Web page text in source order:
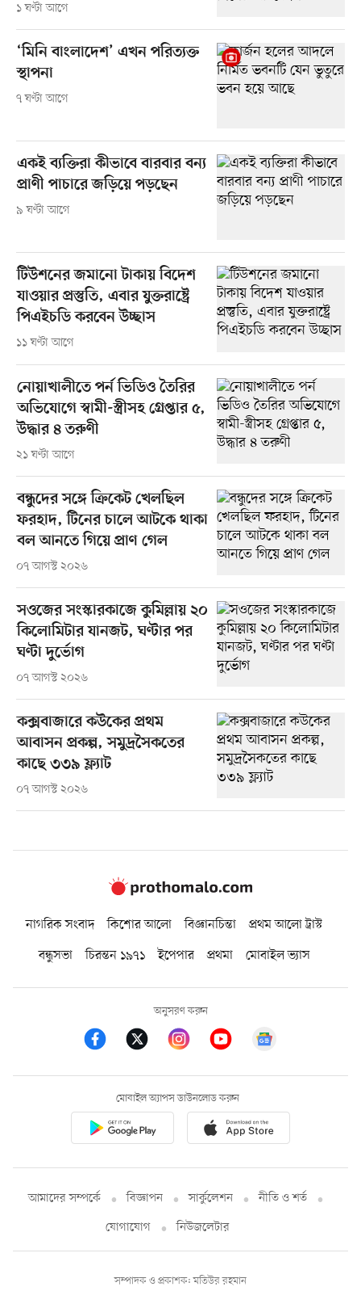
১ ঘণ্টা আগে
‘মিনি বাংলাদেশ’ এখন পরিত্যক্ত
স্থাপনা
৭ ঘণ্টা আগে
একই ব্যক্তিরা কীভাবে বারবার বন্য
প্রাণী পাচারে জড়িয়ে পড়ছেন
৯ ঘণ্টা আগে
টিউশনের জমানো টাকায় বিদেশ
যাওয়ার প্রস্তুতি, এবার যুক্তরাষ্ট্রে
পিএইচডি করবেন উচ্ছাস
১১ ঘণ্টা আগে
নোয়াখালীতে পর্ন ভিডিও তৈরির
অভিযোগে স্বামী-স্ত্রীসহ গ্রেপ্তার ৫,
উদ্ধার ৪ তরুণী
২১ ঘণ্টা আগে
বন্ধুদের সঙ্গে ক্রিকেট খেলছিল
ফরহাদ, টিনের চালে আটকে থাকা
বল আনতে গিয়ে প্রাণ গেল
০৭ আগস্ট ২০২৬
সওজের সংস্কারকাজে কুমিল্লায় ২০
কিলোমিটার যানজট, ঘণ্টার পর
ঘণ্টা দুর্ভোগ
০৭ আগস্ট ২০২৬
কক্সবাজারে কউকের প্রথম
আবাসন প্রকল্প, সমুদ্রসৈকতের
কাছে ৩৩৯ ফ্ল্যাট
০৭ আগস্ট ২০২৬
নাগরিক সংবাদ কিশোর আলো বিজ্ঞানচিন্তা
প্রথম আলো ট্রাস্ট
বন্ধুসভা
চিরন্তন ১৯৭১ ইপেপার প্রথমা মোবাইল ভ্যাস
অনুসরণ করুন
মোবাইল অ্যাপস ডাউনলোড করুন
আমাদের সম্পর্কে বিজ্ঞাপন সার্কুলেশন
নীতি ও শর্ত
যোগাযোগ
নিউজলেটার
সম্পাদক ও প্রকাশক: মতিউর রহমান